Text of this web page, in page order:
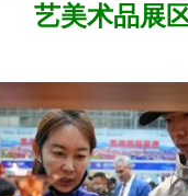
艺美术品展